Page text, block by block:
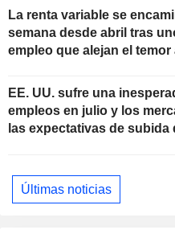
La renta variable se
semana desde abril tras
empleo que alejan el temor
EE. UU. sufre una
empleos en julio y los
las expectativas de subida
Últimas noticias